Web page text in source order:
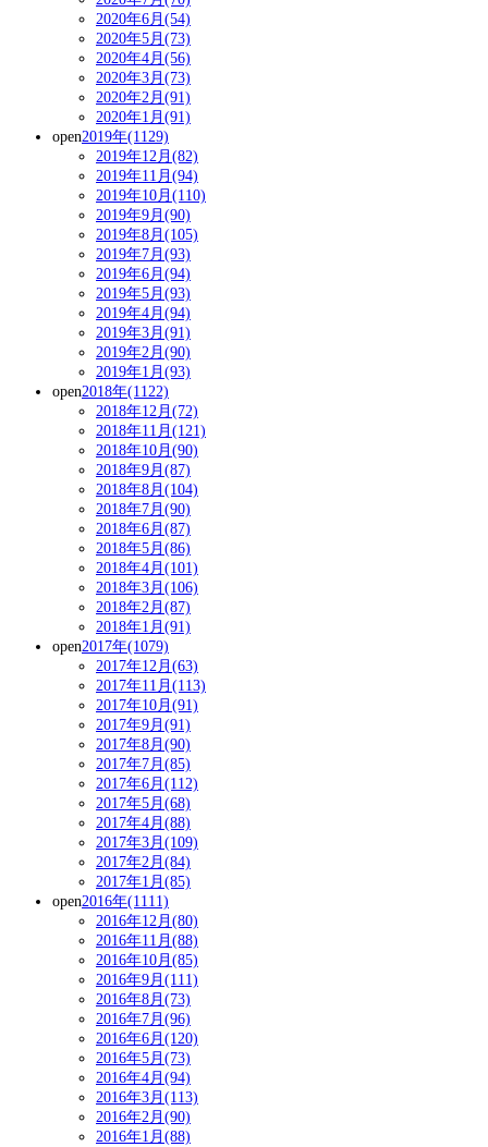
2020年6月(54)
2020年5月(73)
2020年4月(56)
2020年3月(73)
2020年2月(91)
2020年1月(91)
open2019年(1129)
2019年12月(82)
2019年11月(94)
2019年10月(110)
2019年9月(90)
2019年8月(105)
2019年7月(93)
2019年6月(94)
2019年5月(93)
2019年4月(94)
2019年3月(91)
2019年2月(90)
2019年1月(93)
open2018年(1122)
2018年12月(72)
2018年11月(121)
2018年10月(90)
2018年9月(87)
2018年8月(104)
2018年7月(90)
2018年6月(87)
2018年5月(86)
2018年4月(101)
2018年3月(106)
2018年2月(87)
2018年1月(91)
open2017年(1079)
2017年12月(63)
2017年11月(113)
2017年10月(91)
2017年9月(91)
2017年8月(90)
2017年7月(85)
2017年6月(112)
2017年5月(68)
2017年4月(88)
2017年3月(109)
2017年2月(84)
2017年1月(85)
open2016年(1111)
2016年12月(80)
2016年11月(88)
2016年10月(85)
2016年9月(111)
2016年8月(73)
2016年7月(96)
2016年6月(120)
2016年5月(73)
2016年4月(94)
2016年3月(113)
2016年2月(90)
2016年1月(88)